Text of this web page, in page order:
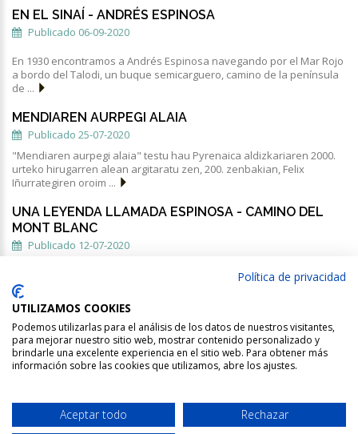
EN EL SINAÍ - ANDRÉS ESPINOSA
Publicado 06-09-2020
En 1930 encontramos a Andrés Espinosa navegando por el Mar Rojo
a bordo del Talodi, un buque semicarguero, camino de la península
de ...
MENDIAREN AURPEGI ALAIA
Publicado 25-07-2020
"Mendiaren aurpegi alaia" testu hau Pyrenaica aldizkariaren 2000.
urteko hirugarren alean argitaratu zen, 200. zenbakian, Felix
Iñurrategiren oroim ...
UNA LEYENDA LLAMADA ESPINOSA - CAMINO DEL
MONT BLANC
Publicado 12-07-2020
tangible como ignorada por la historia y el recuerdo. Salvo
estudiosos del tema, se d ...
Política de privacidad
UTILIZAMOS COOKIES
Podemos utilizarlas para el análisis de los datos de nuestros visitantes,
para mejorar nuestro sitio web, mostrar contenido personalizado y
brindarle una excelente experiencia en el sitio web. Para obtener más
información sobre las cookies que utilizamos, abre los ajustes.
Aceptar todo Rechazar